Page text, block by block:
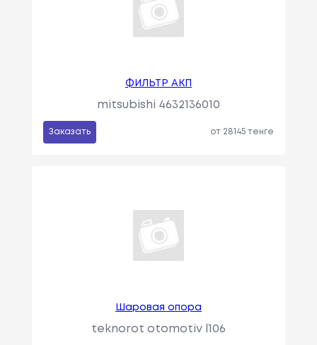
ФИЛЬТР АКП
mitsubishi 4632136010
Заказать от 28145 тенге
Шаровая опора
teknorot otomotiv l106